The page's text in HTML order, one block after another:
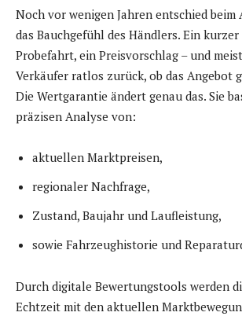
Noch vor wenigen Jahren entschied
das Bauchgefühl des Händlers. Ein kurzer
Probefahrt, ein Preisvorschlag – und
Verkäufer ratlos zurück, ob das Angebot
Die Wertgarantie ändert genau das. Sie
präzisen Analyse von:
aktuellen Marktpreisen,
regionaler Nachfrage,
Zustand, Baujahr und Laufleistung,
sowie Fahrzeughistorie und
Durch digitale Bewertungstools werden
Echtzeit mit den aktuellen